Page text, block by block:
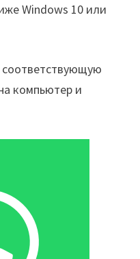
Windows 10 или
компьютер и